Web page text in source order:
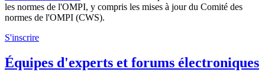
les normes de l'OMPI, y compris les mises à jour du Comité des
normes de l'OMPI (CWS).
S'inscrire
Équipes d'experts et forums électroniques